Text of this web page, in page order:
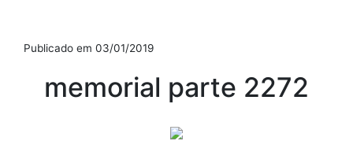
Publicado em 03/01/2019
memorial parte 2272